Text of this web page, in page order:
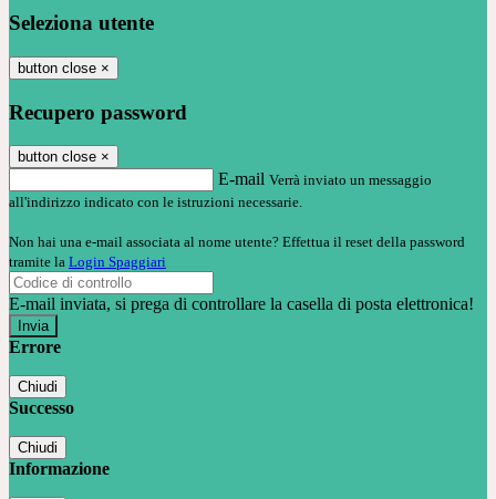
Seleziona utente
button close ×
Recupero password
button close ×
E-mail Verrà inviato un messaggio
all'indirizzo indicato con le istruzioni necessarie.
Non hai una e-mail associata al nome utente? Effettua il reset della password
tramite la Login Spaggiari
E-mail inviata, si prega di controllare la casella di posta elettronica!
Errore
Chiudi
Successo
Chiudi
Informazione